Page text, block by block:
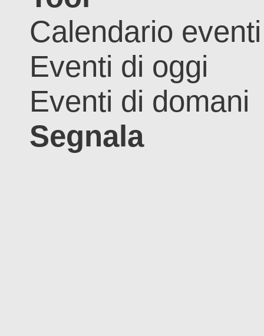
Calendario eventi
Eventi di oggi
Eventi di domani
Segnala